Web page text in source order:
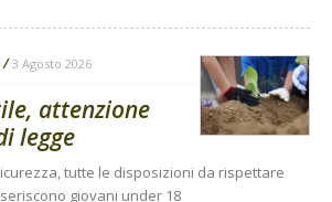
3 Agosto 2026
attenzione
legge
tutte le disposizioni da rispettare
giovani under 18